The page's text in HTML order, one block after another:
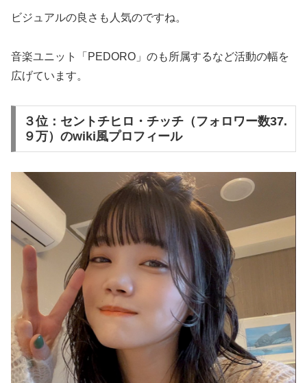
ビジュアルの良さも人気のですね。
音楽ユニット「PEDORO」のも所属するなど活動の幅を
広げています。
３位：セントチヒロ・チッチ（フォロワー数37.
９万）のwiki風プロフィール